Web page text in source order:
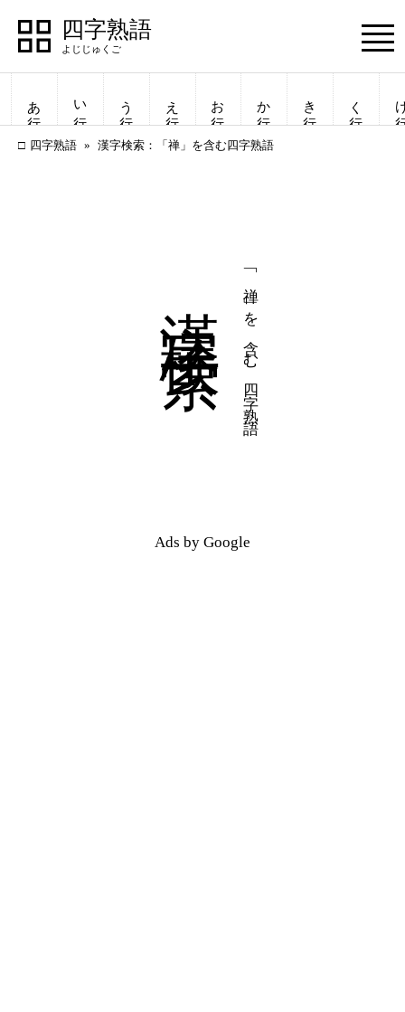
四字熟語
四字熟語
一覧表示
漢字検索
Menu
あ行 い行 う行 え行 お行 か行 き行 く行
四字熟語 漢字検索：「禅」を含む四字熟語
「禅」を含む四字熟語
Ads by Google
四字熟語
一覧表示
漢字検索